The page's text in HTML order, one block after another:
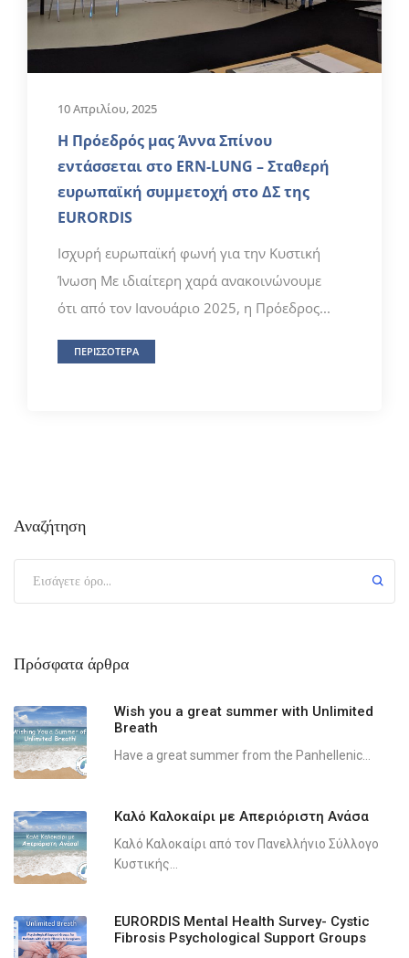
10 Απριλίου, 2025
Η Πρόεδρός μας Άννα Σπίνου
εντάσσεται στο ERN-LUNG – Σταθερή
ευρωπαϊκή συμμετοχή στο ΔΣ της
EURORDIS
Ισχυρή ευρωπαϊκή φωνή για την Κυστική
Ίνωση Με ιδιαίτερη χαρά ανακοινώνουμε
ότι από τον Ιανουάριο 2025, η Πρόεδρος...
ΠΕΡΙΣΣΟΤΕΡΑ
Αναζήτηση
Πρόσφατα άρθρα
Wish you a great summer with Unlimited
Breath
Have a great summer from the Panhellenic...
Καλό Καλοκαίρι με Απεριόριστη Ανάσα
Καλό Καλοκαίρι από τον Πανελλήνιο Σύλλογο
Κυστικής...
EURORDIS Mental Health Survey- Cystic
Fibrosis Psychological Support Groups